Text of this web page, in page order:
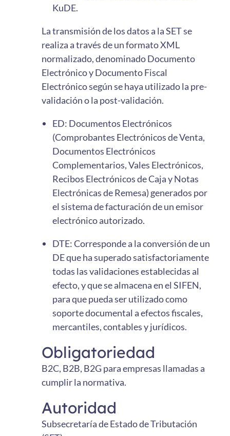
KuDE.
La transmisión de los datos a la SET se
realiza a través de un formato XML
normalizado, denominado Documento
Electrónico y Documento Fiscal
Electrónico según se haya utilizado la pre-
validación o la post-validación.
ED: Documentos Electrónicos
(Comprobantes Electrónicos de Venta,
Documentos Electrónicos
Complementarios, Vales Electrónicos,
Recibos Electrónicos de Caja y Notas
Electrónicas de Remesa) generados por
el sistema de facturación de un emisor
electrónico autorizado.
DTE: Corresponde a la conversión de un
DE que ha superado satisfactoriamente
todas las validaciones establecidas al
efecto, y que se almacena en el SIFEN,
para que pueda ser utilizado como
soporte documental a efectos fiscales,
mercantiles, contables y jurídicos.
Obligatoriedad
B2C, B2B, B2G para empresas llamadas a
cumplir la normativa.
Autoridad
Subsecretaría de Estado de Tributación